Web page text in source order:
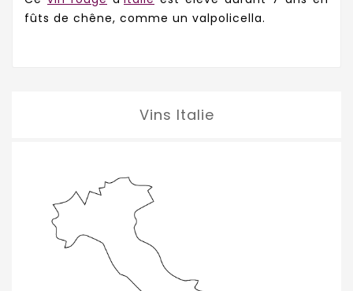
fûts de chêne, comme un valpolicella.
Vins Italie